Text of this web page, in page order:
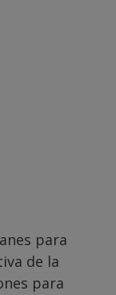
para
de la
para